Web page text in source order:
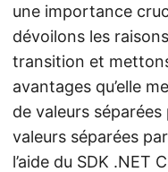
une importance
dévoilons les
transition et
avantages qu’elle
de valeurs
valeurs séparées
l’aide du SDK .NET